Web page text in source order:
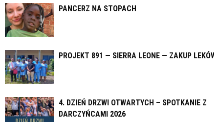
PANCERZ NA STOPACH
PROJEKT 891 — SIERRA LEONE — ZAKUP LEKÓW
4. DZIEŃ DRZWI OTWARTYCH – SPOTKANIE Z
DARCZYŃCAMI 2026